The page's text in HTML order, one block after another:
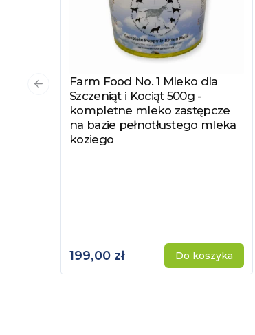
Zobacz produkt
Farm Food No. 1 Mleko dla
Szczeniąt i Kociąt 500g -
kompletne mleko zastępcze
na bazie pełnotłustego mleka
koziego
199,00 zł Do koszyka
Poprzedni slajd